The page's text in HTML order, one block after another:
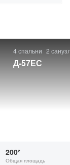
4 спальни 2
Д-57ЕС
200²
Общая площадь